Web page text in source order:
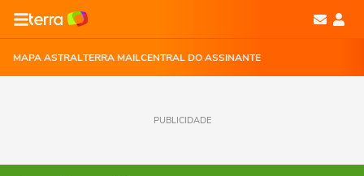
MAPA ASTRALTERRA MAILCENTRAL DO ASSINANTE
PUBLICIDADE